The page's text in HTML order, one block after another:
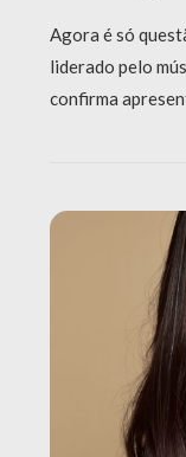
Agora é só
liderado pelo
confirma